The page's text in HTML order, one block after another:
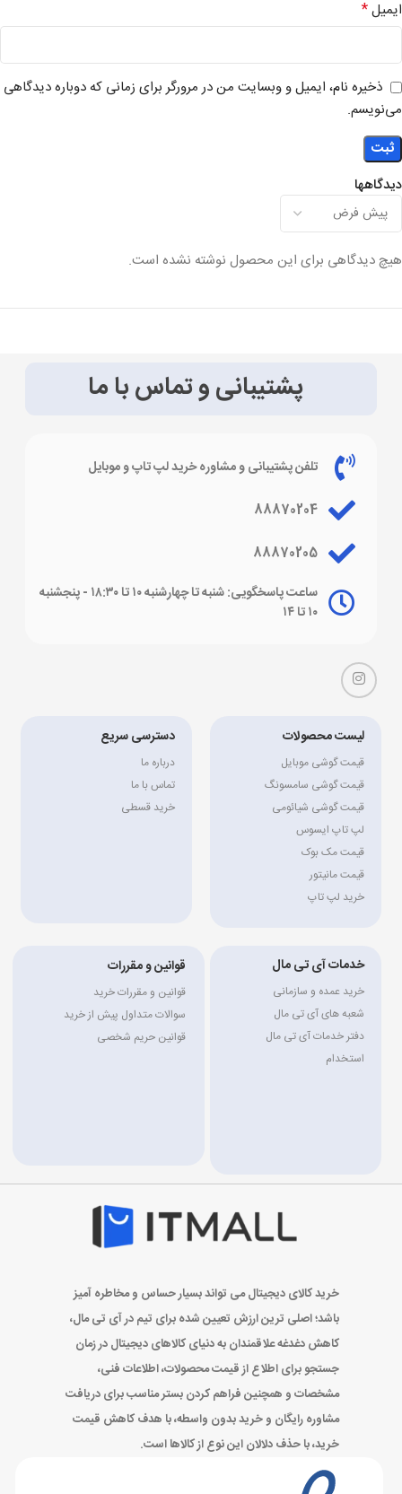
دیدگاهها
هیچ دیدگاهی برای این محصول نوشته نشده است.
ایمیل*
ذخیره نام، ایمیل و وبسایت من در مرورگر برای زمانی که دوباره دیدگاهی
می‌نویسم.
پشتیبانی و تماس با ما
تلفن پشتیبانی و مشاوره خرید لپ تاپ و موبایل
88870204
88870205
ساعت پاسخگویی: شنبه تا چهارشنبه ۱۰ تا ۱۸:۳۰ - پنجشنبه
۱۰ تا ۱۴
لیست محصولات
قیمت گوشی موبایل
قیمت گوشی سامسونگ
قیمت گوشی شیائومی
لپ تاپ ایسوس
قیمت مک بوک
قیمت مانیتور
خرید لپ تاپ
دسترسی سریع
درباره ما
تماس با ما
خرید قسطی
خدمات آی تی مال
خرید عمده و سازمانی
شعبه های آی تی مال
دفتر خدمات آی تی مال
استخدام
قوانین و مقررات
قوانین و مقررات خرید
سوالات متداول پیش از خرید
قوانین حریم شخصی
خرید کالای دیجیتال می تواند بسیار حساس و مخاطره آمیز
باشد؛ اصلی ترین ارزش تعیین شده برای تیم در آی تی مال،
کاهش دغدغه علاقمندان به دنیای کالاهای دیجیتال در زمان
جستجو برای اطلاع از قیمت محصولات، اطلاعات فنی،
مشخصات و همچنین فراهم کردن بستر مناسب برای دریافت
مشاوره رایگان و خرید بدون واسطه، با هدف کاهش قیمت
خرید، با حذف دلالان این نوع از کالاها است.